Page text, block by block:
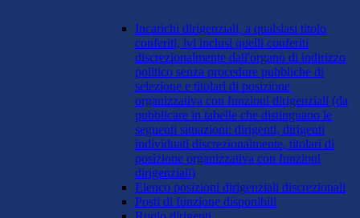
Incarichi dirigenziali, a qualsiasi titolo
conferiti, ivi inclusi quelli conferiti
discrezionalmente dall'organo di indirizzo
politico senza procedure pubbliche di
selezione e titolari di posizione
organizzativa con funzioni dirigenziali (da
pubblicare in tabelle che distinguano le
seguenti situazioni: dirigenti, dirigenti
individuati discrezionalmente, titolari di
posizione organizzativa con funzioni
dirigenziali)
Elenco posizioni dirigenziali discrezionali
Posti di funzione disponibili